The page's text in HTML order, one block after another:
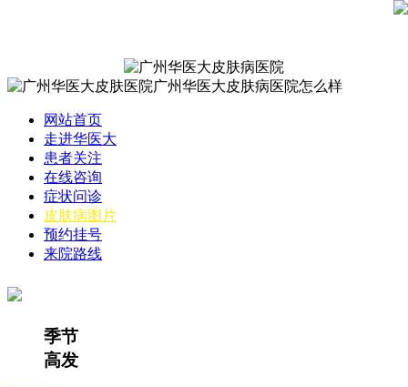
网站首页
走进华医大
患者关注
在线咨询
症状问诊
皮肤病图片
预约挂号
来院路线
季节
高发